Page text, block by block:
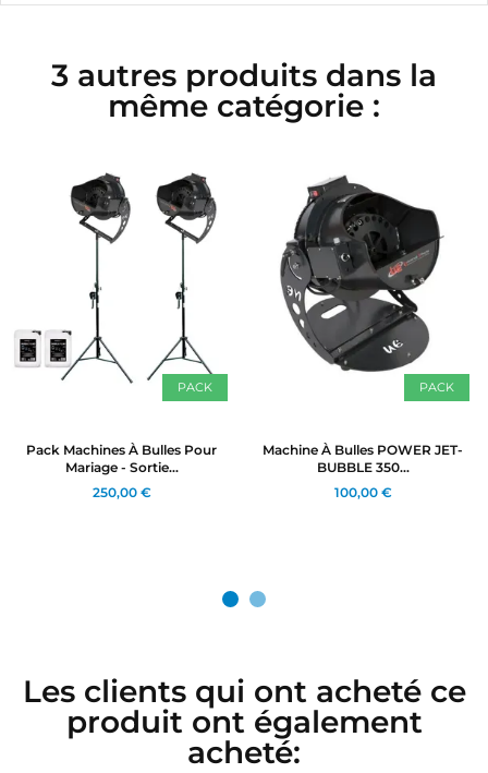
3 autres produits dans la
même catégorie :
PACK
Pack Machines À Bulles Pour
Mariage - Sortie...
250,00 €
PACK
Machine À Bulles POWER JET-
BUBBLE 350...
100,00 €
Les clients qui ont acheté ce
produit ont également
acheté: